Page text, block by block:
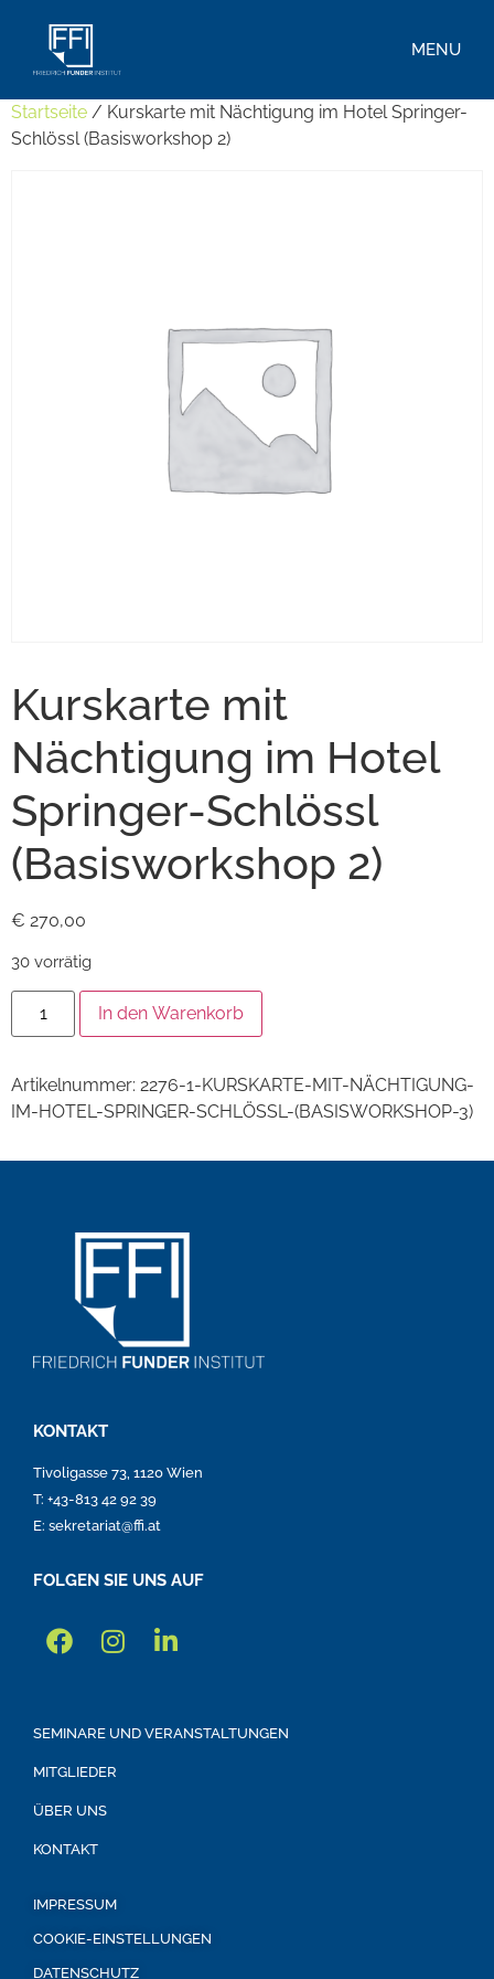
MENU
Startseite / Kurskarte mit Nächtigung im Hotel Springer-
Schlössl (Basisworkshop 2)
Kurskarte mit
Nächtigung im Hotel
Springer-Schlössl
(Basisworkshop 2)
€ 270,00
30 vorrätig
In den Warenkorb
Artikelnummer: 2276-1-KURSKARTE-MIT-NÄCHTIGUNG-
IM-HOTEL-SPRINGER-SCHLÖSSL-(BASISWORKSHOP-3)
KONTAKT
Tivoligasse 73, 1120 Wien
T: +43-813 42 92 39
E: sekretariat@ffi.at
FOLGEN SIE UNS AUF
SEMINARE UND VERANSTALTUNGEN
MITGLIEDER
ÜBER UNS
KONTAKT
IMPRESSUM
COOKIE-EINSTELLUNGEN
DATENSCHUTZ